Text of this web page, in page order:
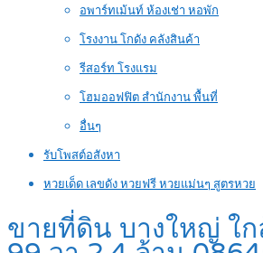
อพาร์ทเม้นท์ ห้องเช่า หอพัก
โรงงาน โกดัง คลังสินค้า
รีสอร์ท โรงแรม
โฮมออฟฟิต สำนักงาน พื้นที่
อื่นๆ
รับโพสต์อสังหา
หวยเด็ด เลขดัง หวยฟรี หวยแม่นๆ สูตรหวย
ขายที่ดิน บางใหญ่ ใก